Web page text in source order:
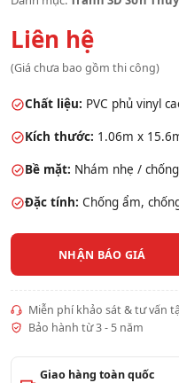
Liên hệ
(Giá chưa bao gồm thi công)
Chất liệu: PVC phủ vinyl
Kích thước: 1.06m x
Bề mặt: Nhám nhẹ /
Đặc tính: Chống ẩm,
NHẬN BÁO GIÁ
Miễn phí khảo sát & tư vấn
Bảo hành từ 3 - 5 năm
Giao hàng toàn quốc